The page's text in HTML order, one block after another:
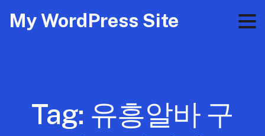
My WordPress Site
Tag: 유흥알바 구